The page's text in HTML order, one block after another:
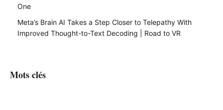
One
Meta’s Brain AI Takes a Step Closer to Telepathy With
Improved Thought-to-Text Decoding | Road to VR
Mots clés